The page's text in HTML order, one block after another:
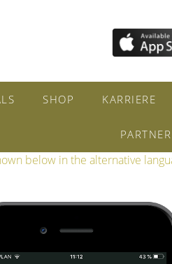
SHOP KARRIERE
PARTNER
below in the alternative